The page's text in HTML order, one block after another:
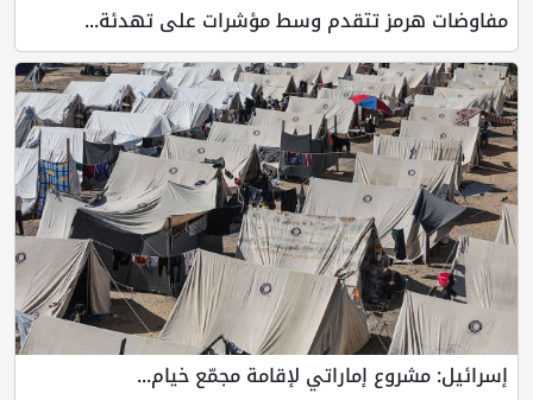
مفاوضات هرمز تتقدم وسط مؤشرات على تهدئة...
إسرائيل: مشروع إماراتي لإقامة مجمّع خيام...